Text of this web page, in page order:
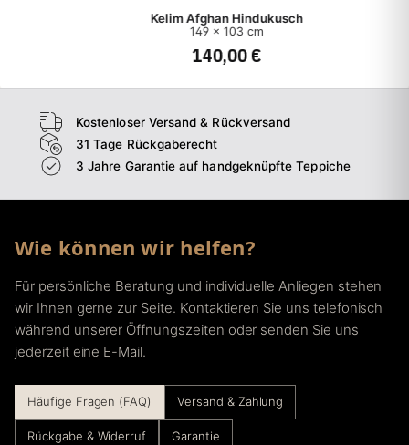
Kelim Afghan Hindukusch
149 x 103 cm
140,00 €
Kostenloser Versand & Rückversand
31 Tage Rückgaberecht
3 Jahre Garantie auf handgeknüpfte Teppiche
Wie können wir helfen?
Für persönliche Beratung und individuelle Anliegen stehen
wir Ihnen gerne zur Seite. Kontaktieren Sie uns telefonisch
während unserer Öffnungszeiten oder senden Sie uns
jederzeit eine E-Mail.
Häufige Fragen (FAQ) Versand & Zahlung
Rückgabe & Widerruf Garantie